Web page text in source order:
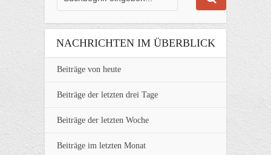
NACHRICHTEN IM ÜBERBLICK
Beiträge von heute
Beiträge der letzten drei Tage
Beiträge der letzten Woche
Beiträge im letzten Monat